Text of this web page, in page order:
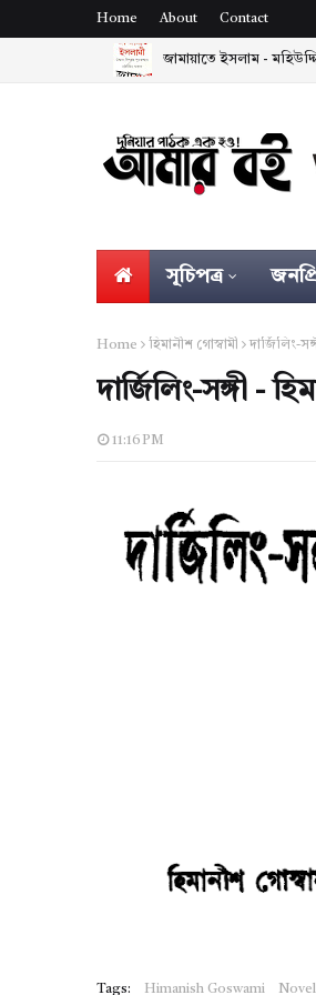
Home About Contact
জামায়াতে ইসলাম -
সূচিপত্র
Home হিমানীশ গোস্বামী দার্জিলিং-
দার্জিলিং-সঙ্গী -
11:16 PM
Tags: Himanish Goswami Novel